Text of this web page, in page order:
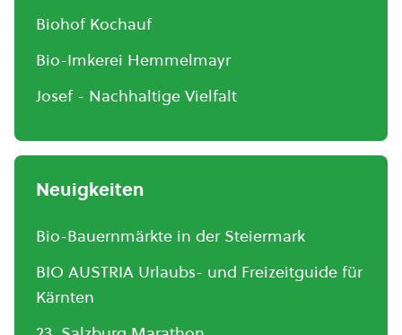
Biohof Kochauf
Bio-Imkerei Hemmelmayr
Josef - Nachhaltige Vielfalt
Neuigkeiten
Bio-Bauernmärkte in der Steiermark
BIO AUSTRIA Urlaubs- und Freizeitguide für
Kärnten